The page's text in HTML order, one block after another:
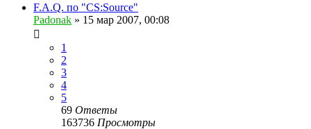
F.A.Q. по "CS:Source"
Padonak » 15 мар 2007, 00:08
1
2
3
4
5
69 Ответы
163736 Просмотры